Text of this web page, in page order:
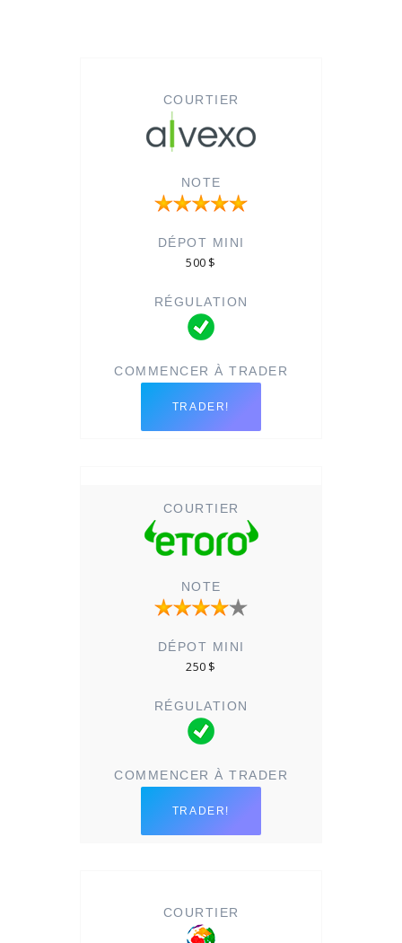
500 $
TRADER!
250 $
TRADER!